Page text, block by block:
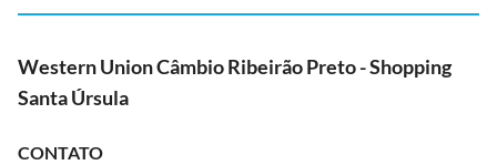
Western Union Câmbio Ribeirão Preto - Shopping
Santa Úrsula
CONTATO